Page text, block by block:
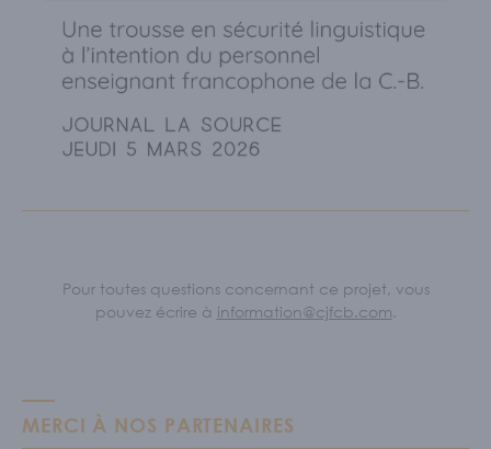
Pour toutes questions concernant ce projet, vous
pouvez écrire à information@cjfcb.com.
MERCI À NOS PARTENAIRES